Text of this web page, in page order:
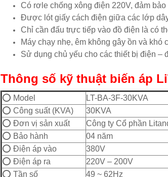
Có rơle chống xông điện 220V, đảm
Được lót giấy cách điện giữa các lớp
Chỉ cần đấu trực tiếp vào đồ điện là có
Máy chạy nhẹ, êm không gây ồn và
Sử dụng chủ yếu cho các thiết bị điện
Thông số kỹ thuật biến áp
⭕ Model
LT-BA-3F-30KVA
⭕ Công suất (KVA)
30KVA
⭕ Đơn vị sản xuất
Công ty Cổ phần
⭕ Bảo hành
04 năm
⭕ Điện áp vào
380V
⭕ Điện áp ra
220V – 200V
⭕ Tần số
49 ~ 62Hz